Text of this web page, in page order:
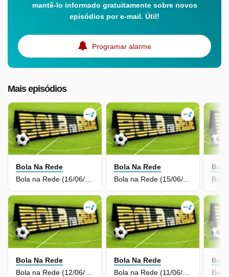
mantê-lo informado gratuitamente sobre novos
episódios por e-mail. Útil!
Programar alarme
Mais episódios
Bola Na Rede
Bola na Rede (16/06/26) | Completo
Bola Na Rede
Bola na Rede (15/06/26) | Completo
Bola Na Rede
Bola Na Rede
Bola na Rede (11/06/26) | Completo
Bola
Bola